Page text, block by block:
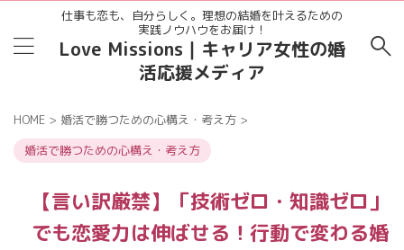
仕事も恋も、自分らしく。理想の結婚を叶えるための
実践ノウハウをお届け！
Love Missions｜キャリア女性の婚
活応援メディア
HOME > 婚活で勝つための心構え・考え方 >
婚活で勝つための心構え・考え方
【言い訳厳禁】「技術ゼロ・知識ゼロ」
でも恋愛力は伸ばせる！行動で変わる婚